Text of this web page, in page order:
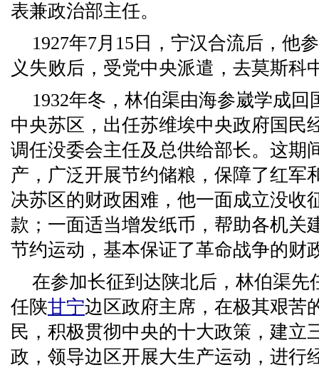
表兼政治部主任。
1927年7月15日，宁汉合流后，他
义失败后，受党中央派遣，去莫斯科
1932年冬，林伯渠由海参崴学成
中央苏区，出任苏维埃中央政府国民
调任没委会主任及总供给部长。这期
产，广泛开展节约储粮，保障了红军
决苏区的财政困难，他一面成立没收
款；一面适当增发纸币，帮助各机关
节约运动，基本保证了革命战争的财
在参加长征到达陕北后，林伯渠先
任陕甘宁边区政府主席，在极其艰苦
民，积极贯彻中央的十大政策，建立
政，领导边区开展大生产运动，进行